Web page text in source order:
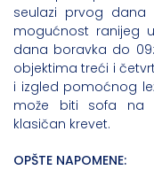
seulazi prvog dana
mogućnost ranijeg
dana boravka do
objektima treći i
i izgled pomoćnog
može biti sofa na
klasičan krevet.
OPŠTE NAPOMENE: